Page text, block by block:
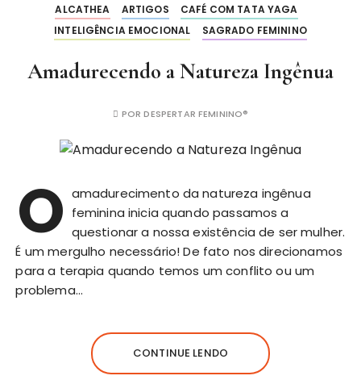
ALCATHEA ARTIGOS
CAFÉ COM TATA YAGA
INTELIGÊNCIA EMOCIONAL
SAGRADO FEMININO
Amadurecendo a Natureza Ingênua
PORDESPERTAR FEMININO®
O amadurecimento da natureza ingênua
feminina inicia quando passamos a
questionar a nossa existência de ser mulher.
É um mergulho necessário! De fato nos direcionamos
para a terapia quando temos um conflito ou um
problema…
CONTINUE LENDO